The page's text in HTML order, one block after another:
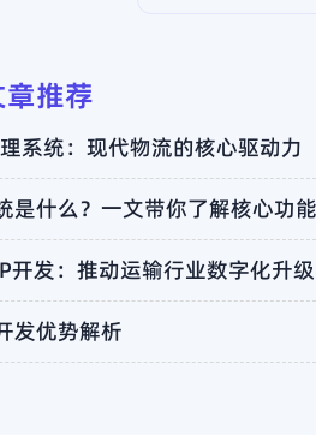
推荐
系统：现代物流的核心驱动力
是什么？一文带你了解核心功
开发：推动运输行业数字化升级
发优势解析